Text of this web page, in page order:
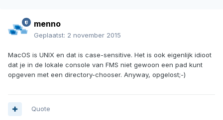
menno
Geplaatst: 2 november 2015
MacOS is UNIX en dat is case-sensitive. Het is ook eigenlijk idioot
dat je in de lokale console van FMS niet gewoon een pad kunt
opgeven met een directory-chooser. Anyway, opgelost;-)
Quote